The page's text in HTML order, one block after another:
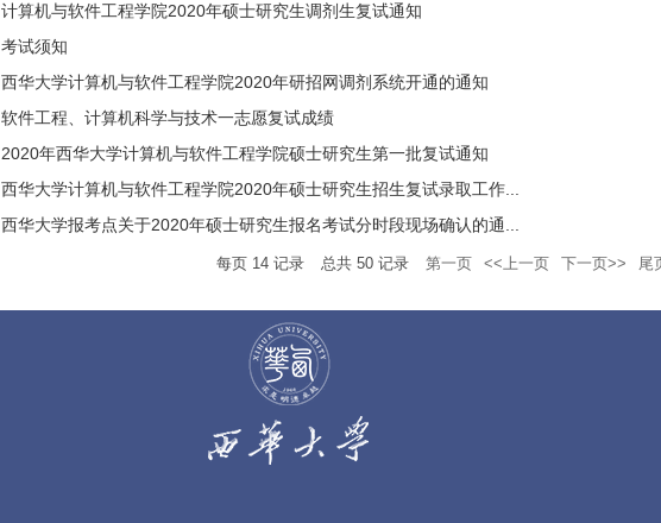
计算机与软件工程学院​2020年硕士研究生调剂生复试通知
考试须知
西华大学计算机与软件工程学院2020年研招网调剂系统开通的通知
软件工程、计算机科学与技术一志愿复试成绩
2020年西华大学计算机与软件工程学院硕士研究生第一批复试通知
西华大学计算机与软件工程学院2020年硕士研究生招生复试录取工作...
西华大学报考点关于2020年硕士研究生报名考试分时段现场确认的通...
每页 14 记录 总共 50 记录 第一页 <<上一页 下一页>> 尾